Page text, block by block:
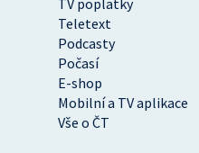
TV poplatky
Teletext
Podcasty
Počasí
E-shop
Mobilní a TV aplikace
Vše o ČT